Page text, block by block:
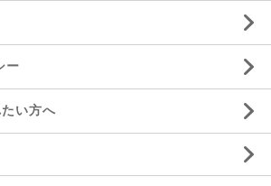
ー
い方へ